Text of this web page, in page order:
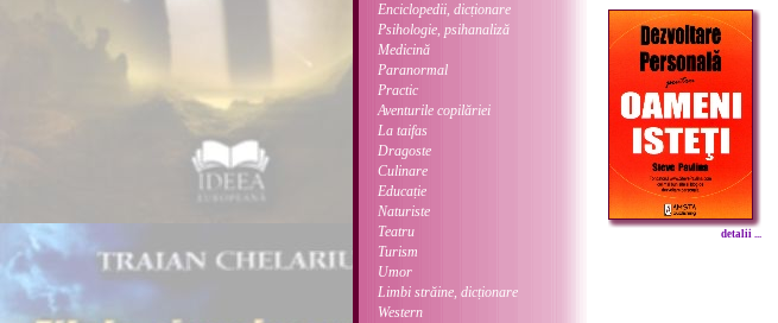
Enciclopedii, dicționare
Psihologie, psihanaliză
Medicină
Paranormal
Practic
Aventurile copilăriei
La taifas
Dragoste
Culinare
Educație
Naturiste
Teatru
Turism
Umor
Limbi străine, dicționare
Western
detalii ...